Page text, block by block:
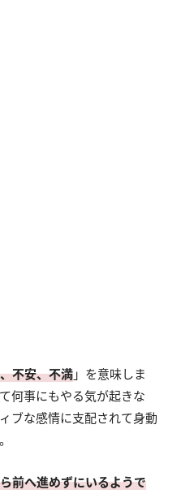
不安、不満 」を意味しま
何事にもやる気が起きな
ブな感情に支配されて身動
前へ進めずにいるようで